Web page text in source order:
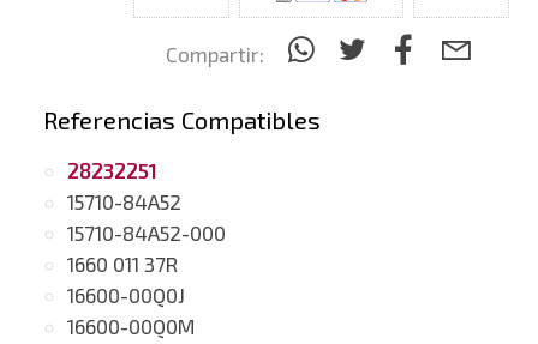
Compartir:
Referencias Compatibles
28232251
15710-84A52
15710-84A52-000
1660 011 37R
16600-00Q0J
16600-00Q0M